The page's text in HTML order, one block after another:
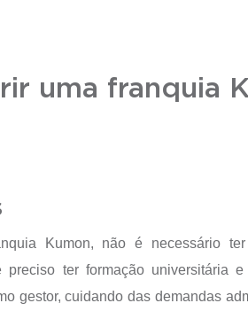
uma franquia
Kumon, não é necessário
preciso ter formação universitária
gestor, cuidando das demandas